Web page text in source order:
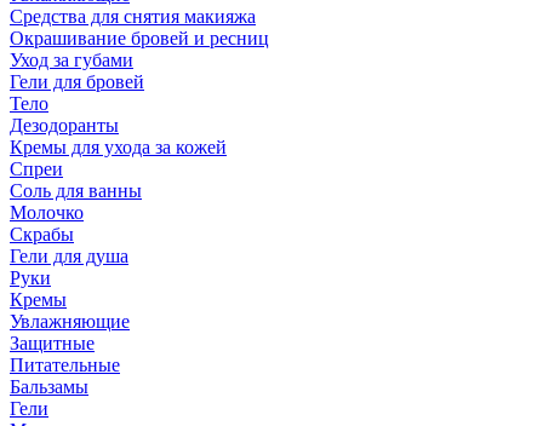
Средства для снятия макияжа
Окрашивание бровей и ресниц
Уход за губами
Гели для бровей
Тело
Дезодоранты
Кремы для ухода за кожей
Спреи
Соль для ванны
Молочко
Скрабы
Гели для душа
Руки
Кремы
Увлажняющие
Защитные
Питательные
Бальзамы
Гели